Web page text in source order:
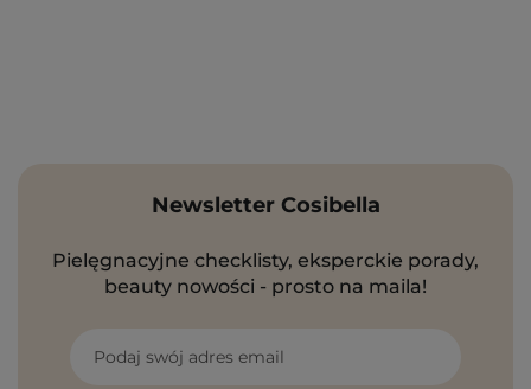
Newsletter Cosibella
Pielęgnacyjne checklisty, eksperckie porady,
beauty nowości - prosto na maila!
Podaj swój adres email